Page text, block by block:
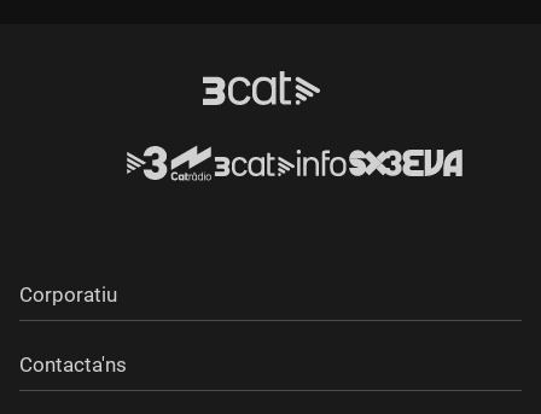
Corporatiu
Contacta'ns